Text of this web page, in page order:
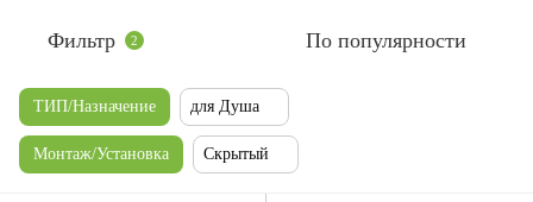
Фильтр 2 По популярности
ТИП/Назначение для Душа
Монтаж/Установка Скрытый